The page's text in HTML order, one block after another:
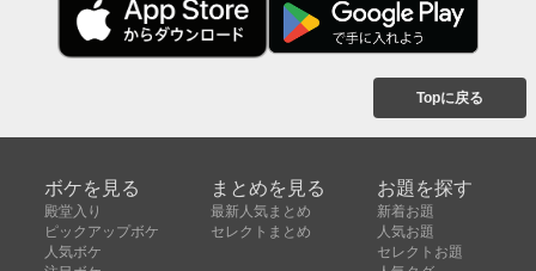
Topに戻る
ボケを見る
殿堂入り
ピックアップボケ
人気ボケ
まとめを見る
最新人気まとめ
セレクトまとめ
お題を探す
新着お題
人気お題
セレクトお題